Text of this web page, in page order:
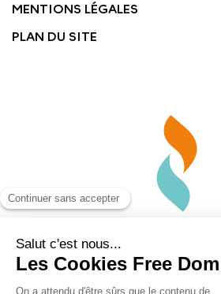
MENTIONS LÉGALES
PLAN DU SITE